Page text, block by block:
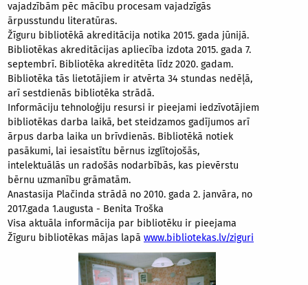
vajadzībām pēc mācību procesam vajadzīgās
ārpusstundu literatūras.
Žīguru bibliotēkā akreditācija notika 2015. gada jūnijā.
Bibliotēkas akreditācijas apliecība izdota 2015. gada 7.
septembrī. Bibliotēka akreditēta līdz 2020. gadam.
Bibliotēka tās lietotājiem ir atvērta 34 stundas nedēļā,
arī sestdienās bibliotēka strādā.
Informāciju tehnoloģiju resursi ir pieejami iedzīvotājiem
bibliotēkas darba laikā, bet steidzamos gadījumos arī
ārpus darba laika un brīvdienās. Bibliotēkā notiek
pasākumi, lai iesaistītu bērnus izglītojošās,
intelektuālās un radošās nodarbībās, kas pievērstu
bērnu uzmanību grāmatām.
Anastasija Plačinda strādā no 2010. gada 2. janvāra, no
2017.gada 1.augusta - Benita Troška
Visa aktuāla informācija par bibliotēku ir pieejama
Žīguru bibliotēkas mājas lapā www.bibliotekas.lv/ziguri